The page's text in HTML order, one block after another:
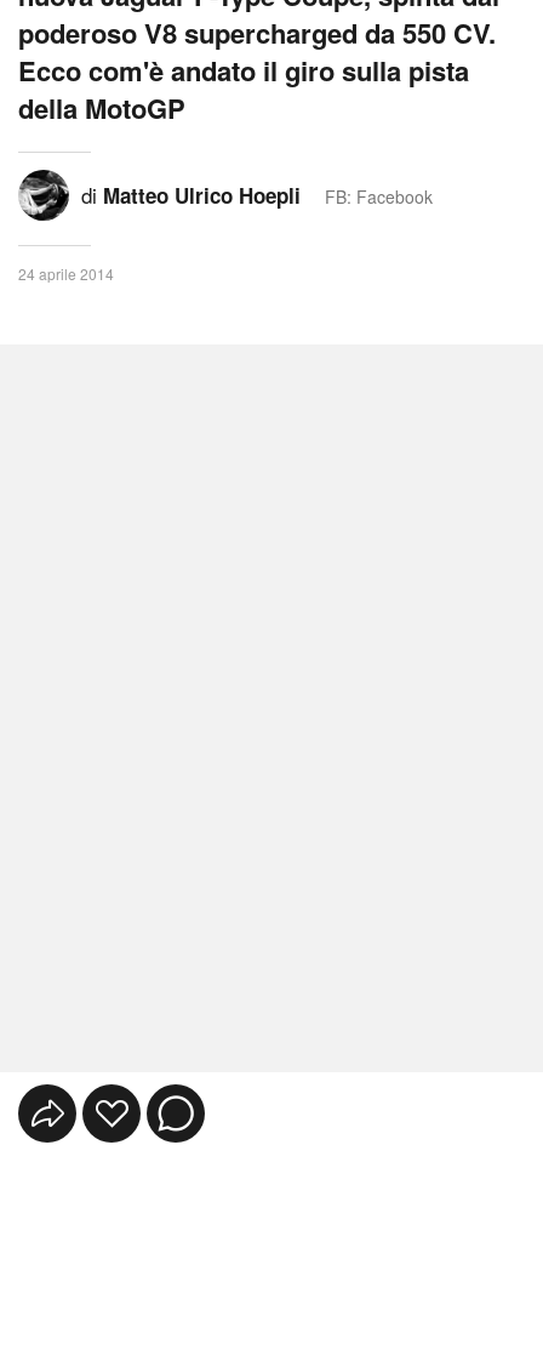
poderoso V8 supercharged da 550 CV.
Ecco com'è andato il giro sulla pista
della MotoGP
di Matteo Ulrico Hoepli FB: Facebook
24 aprile 2014